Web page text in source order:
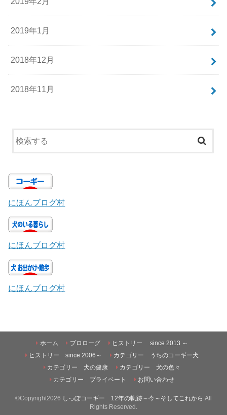
2019年1月
2018年12月
2018年11月
にほんブログ村
にほんブログ村
にほんブログ村
ホーム プロローグ
ヒストリー since 2013 ～
ヒストリー since 2006～
カテゴリー うちのコーギー犬
カテゴリー 犬の健康
カテゴリー 犬の色々
カテゴリー プライベート
お問い合わせ
©Copyright2026 しっぽコーギー 12年の軌跡～今～そしてこれから .All
Rights Reserved.